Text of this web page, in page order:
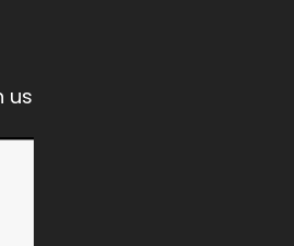
us